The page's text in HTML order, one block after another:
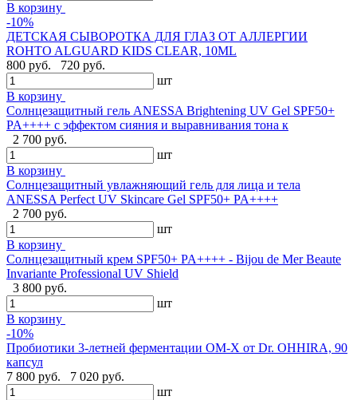
В корзину
-10%
ДЕТСКАЯ СЫВОРОТКА ДЛЯ ГЛАЗ ОТ АЛЛЕРГИИ
ROHTO ALGUARD KIDS CLEAR, 10ML
800 руб.
720 руб.
шт
В корзину
Солнцезащитный гель ANESSA Brightening UV Gel SPF50+
PA++++ с эффектом сияния и выравнивания тона к
2 700 руб.
шт
В корзину
Солнцезащитный увлажняющий гель для лица и тела
ANESSA Perfect UV Skincare Gel SPF50+ PA++++
2 700 руб.
шт
В корзину
Cолнцезащитный крем SPF50+ PA++++ - Bijou de Mer Beaute
Invariante Professional UV Shield
3 800 руб.
шт
В корзину
-10%
Пробиотики 3-летней ферментации OM-X от Dr. OHHIRA, 90
капсул
7 800 руб.
7 020 руб.
шт